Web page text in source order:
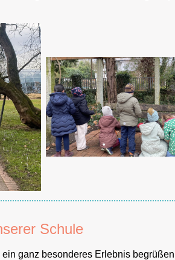
Schule
ganz besonderes Erlebnis